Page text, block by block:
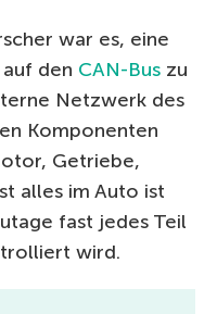
war es, eine
den CAN-Bus zu
Netzwerk des
Komponenten
Getriebe,
alles im Auto ist
fast jedes Teil
wird.